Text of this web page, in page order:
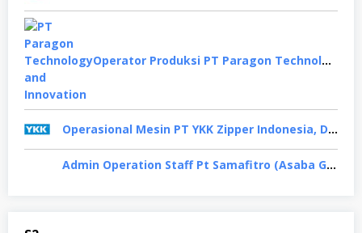
Operator Produksi PT Paragon Technology and Innovation, Tangerang
Operasional Mesin PT YKK Zipper Indonesia, Depok
Admin Operation Staff Pt Samafitro (Asaba Group), Jakarta Pusat